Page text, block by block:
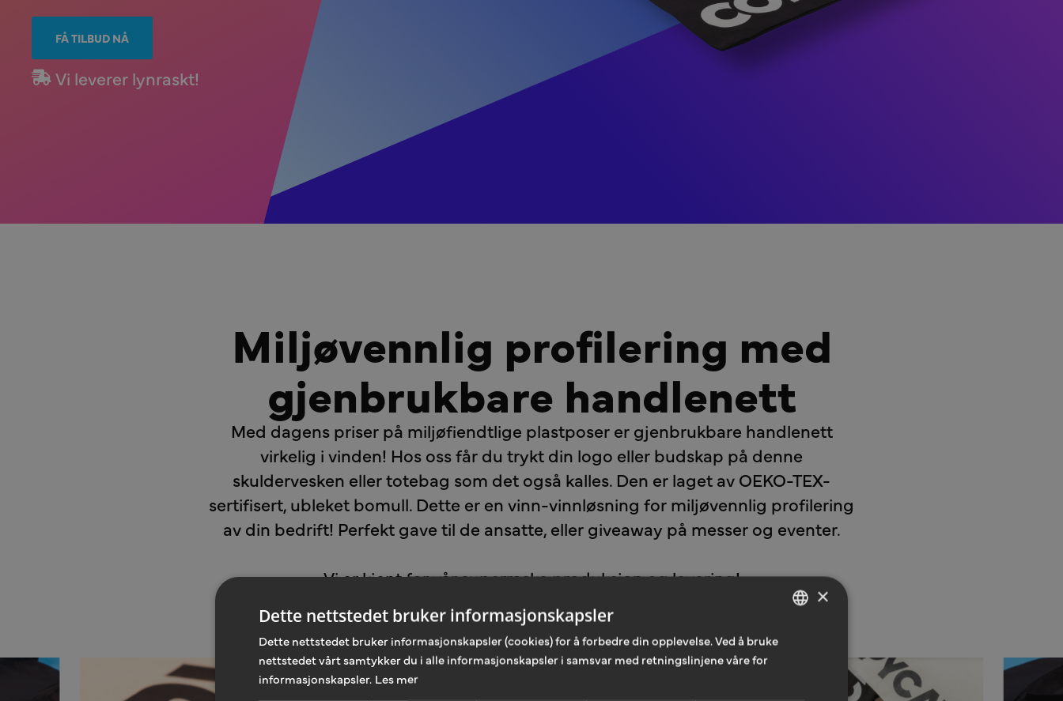
FÅ TILBUD NÅ
Vi leverer lynraskt!
Miljøvennlig profilering med
gjenbrukbare handlenett
Med dagens priser på miljøfiendtlige plastposer er gjenbrukbare handlenett
virkelig i vinden! Hos oss får du trykt din logo eller budskap på denne
skuldervesken eller totebag som det også kalles. Den er laget av OEKO-TEX-
sertifisert, ubleket bomull. Dette er en vinn-vinnløsning for miljøvennlig profilering
av din bedrift! Perfekt gave til de ansatte, eller giveaway på messer og eventer.
Vi er kjent for vår superraske produksjon og levering!
NORWEGIAN
ENGLISH
×
Dette nettstedet bruker informasjonskapsler
Dette nettstedet bruker informasjonskapsler (cookies) for å forbedre din opplevelse. Ved å bruke
nettstedet vårt samtykker du i alle informasjonskapsler i samsvar med retningslinjene våre for
informasjonskapsler. Les mer